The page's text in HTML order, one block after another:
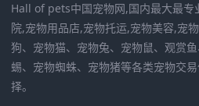
Hall of pets中国宠物网,国内最大最专
院,宠物用品店,宠物托运,宠物美容,宠
狗、宠物猫、宠物兔、宠物鼠、观赏
蜴、宠物蜘蛛、宠物猪等各类宠物交
择。